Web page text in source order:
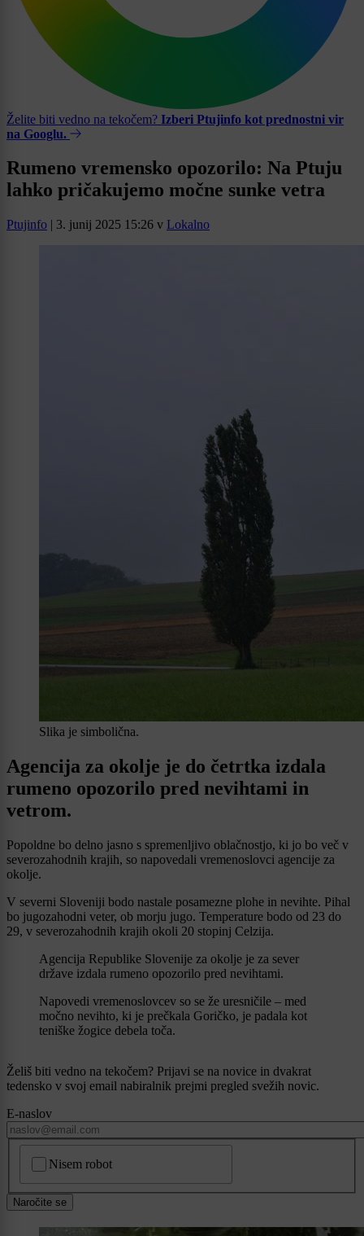
Želite biti vedno na tekočem? Izberi Ptujinfo kot prednostni vir
na Googlu.
Rumeno vremensko opozorilo: Na Ptuju
lahko pričakujemo močne sunke vetra
Ptujinfo | 3. junij 2025 15:26 v Lokalno
Slika je simbolična.
Agencija za okolje je do četrtka izdala
rumeno opozorilo pred nevihtami in
vetrom.
Popoldne bo delno jasno s spremenljivo oblačnostjo, ki jo bo več v
severozahodnih krajih, so napovedali vremenoslovci agencije za
okolje.
V severni Sloveniji bodo nastale posamezne plohe in nevihte. Pihal
bo jugozahodni veter, ob morju jugo. Temperature bodo od 23 do
29, v severozahodnih krajih okoli 20 stopinj Celzija.
Agencija Republike Slovenije za okolje je za sever
države izdala rumeno opozorilo pred nevihtami.
Napovedi vremenoslovcev so se že uresničile – med
močno nevihto, ki je prečkala Goričko, je padala kot
teniške žogice debela toča.
Želiš biti vedno na tekočem? Prijavi se na novice in dvakrat
tedensko v svoj email nabiralnik prejmi pregled svežih novic.
E-naslov
Nisem robot
Naročite se